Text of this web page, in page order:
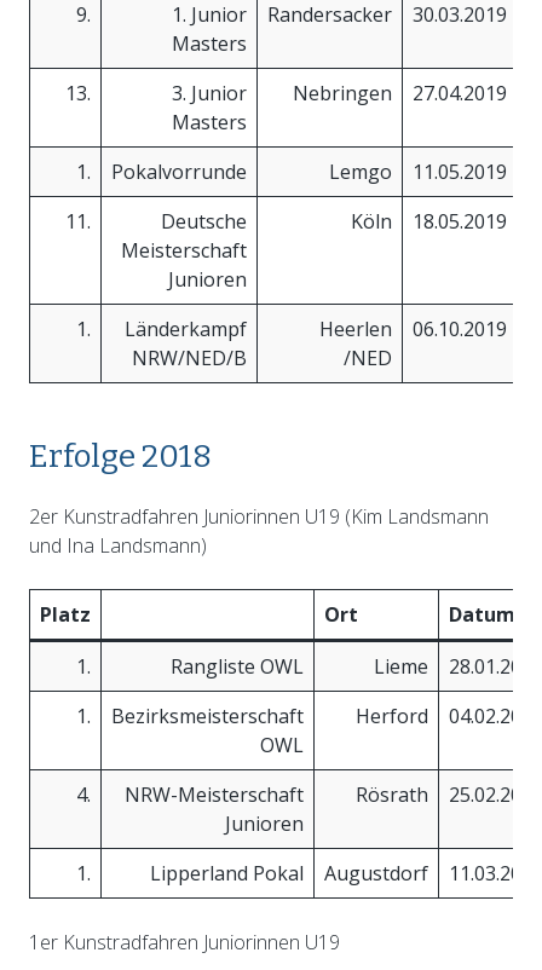
9.
1. Junior
Masters
Randersacker 30.03.2019
13.
3. Junior
Masters
Nebringen 27.04.2019
1. Pokalvorrunde Lemgo
11.05.2019
11.
Deutsche
Meisterschaft
Junioren
Köln 18.05.2019
1.
Länderkampf
NRW/NED/B
Heerlen
/NED
06.10.2019
Erfolge 2018
2er Kunstradfahren Juniorinnen U19 (Kim Landsmann
und Ina Landsmann)
Platz Ort
Datum
1.
Rangliste OWL Lieme
28.01.2018
1.
Bezirksmeisterschaft
OWL
Herford 04.02.2018
4.
NRW-Meisterschaft
Junioren
Rösrath 25.02.2018
1. Lipperland Pokal Augustdorf 11.03.2018
1er Kunstradfahren Juniorinnen U19